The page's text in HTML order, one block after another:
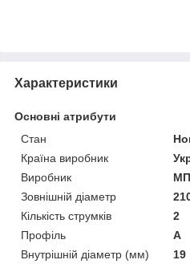
Характеристики
Основні атрибути
Стан
Країна виробник
Виробник
Зовнішній діаметр
Кількість струмків
2
Профіль
А
Внутрішній діаметр (мм)
19